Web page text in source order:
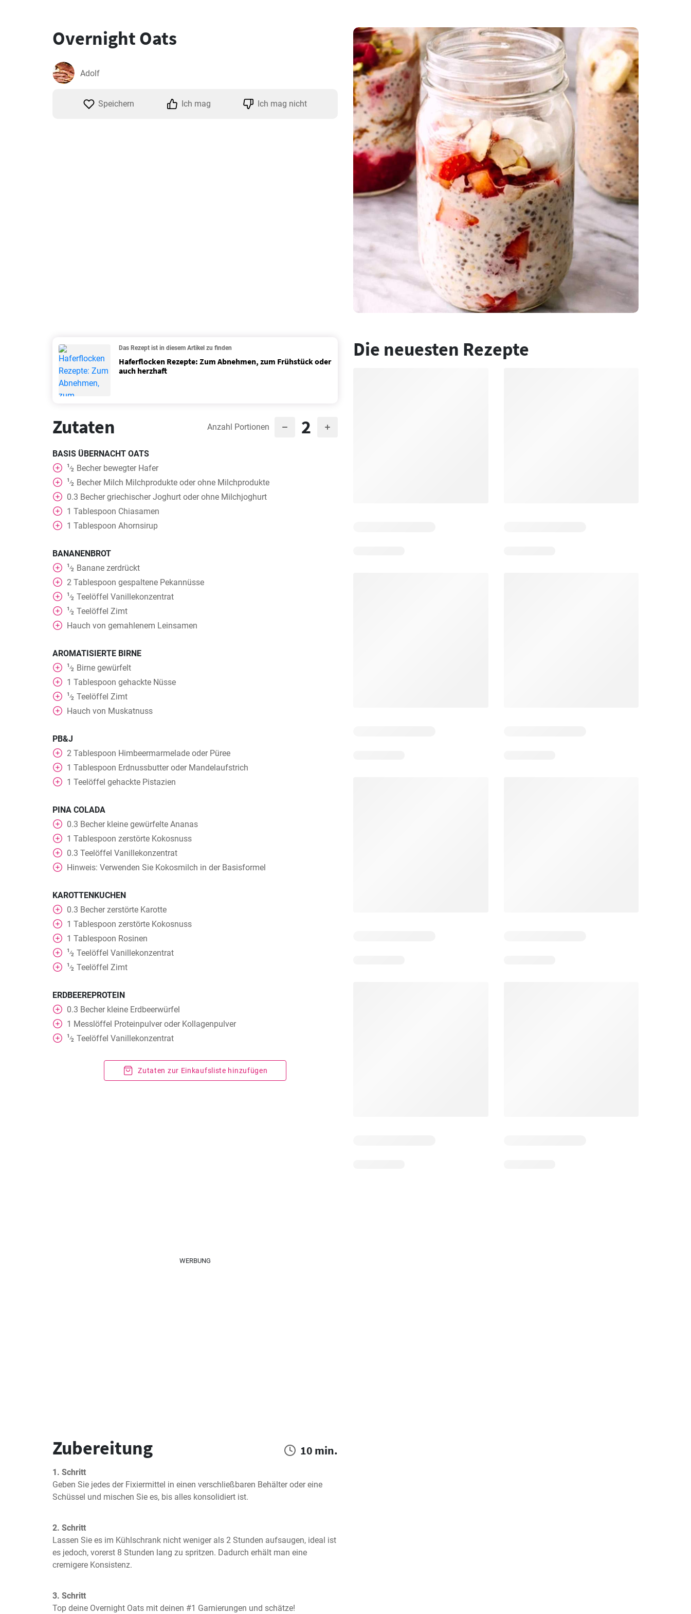
Overnight Oats
Adolf
Speichern Ich mag Ich mag nicht
Das Rezept ist in diesem Artikel zu finden
Haferflocken Rezepte: Zum Abnehmen, zum Frühstück oder
auch herzhaft
Zutaten Anzahl Portionen 2
BASIS ÜBERNACHT OATS
1⁄2 Becher bewegter Hafer
1⁄2 Becher Milch Milchprodukte oder ohne Milchprodukte
0.3 Becher griechischer Joghurt oder ohne Milchjoghurt
1 Tablespoon Chiasamen
1 Tablespoon Ahornsirup
BANANENBROT
1⁄2
Banane zerdrückt
2 Tablespoon gespaltene Pekannüsse
1⁄2 Teelöffel Vanillekonzentrat
1⁄2 Teelöffel Zimt
Hauch von gemahlenem Leinsamen
AROMATISIERTE BIRNE
1⁄2
Birne gewürfelt
1 Tablespoon gehackte Nüsse
1⁄2 Teelöffel Zimt
Hauch von Muskatnuss
PB&J
2 Tablespoon Himbeermarmelade oder Püree
1 Tablespoon Erdnussbutter oder Mandelaufstrich
1 Teelöffel gehackte Pistazien
PINA COLADA
0.3 Becher kleine gewürfelte Ananas
1 Tablespoon zerstörte Kokosnuss
0.3 Teelöffel Vanillekonzentrat
Hinweis: Verwenden Sie Kokosmilch in der Basisformel
KAROTTENKUCHEN
0.3 Becher zerstörte Karotte
1 Tablespoon zerstörte Kokosnuss
1 Tablespoon Rosinen
1⁄2 Teelöffel Vanillekonzentrat
1⁄2 Teelöffel Zimt
ERDBEEREPROTEIN
0.3 Becher kleine Erdbeerwürfel
1 Messlöffel Proteinpulver oder Kollagenpulver
1⁄2 Teelöffel Vanillekonzentrat
Zutaten zur Einkaufsliste hinzufügen
WERBUNG
Zubereitung 10 min.
1. Schritt
Geben Sie jedes der Fixiermittel in einen verschließbaren Behälter oder eine
Schüssel und mischen Sie es, bis alles konsolidiert ist.
2. Schritt
Lassen Sie es im Kühlschrank nicht weniger als 2 Stunden aufsaugen, ideal ist
es jedoch, vorerst 8 Stunden lang zu spritzen. Dadurch erhält man eine
cremigere Konsistenz.
3. Schritt
Top deine Overnight Oats mit deinen #1 Garnierungen und schätze!
Die neuesten Rezepte